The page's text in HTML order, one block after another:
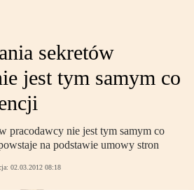
sekretów
jest tym samym co
pracodawcy nie jest tym samym co
na podstawie umowy stron
02.03.2012 08:18